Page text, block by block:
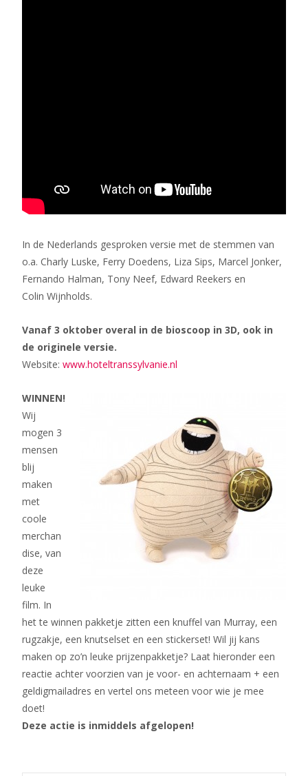
In de Nederlands gesproken versie met de stemmen van
o.a. Charly Luske, Ferry Doedens, Liza Sips, Marcel Jonker,
Fernando Halman, Tony Neef, Edward Reekers en
Colin Wijnholds.
Vanaf 3 oktober overal in de bioscoop in 3D, ook in
de originele versie.
Website: www.hoteltranssylvanie.nl
WINNEN!
Wij
mogen 3
mensen
blij
maken
met
coole
merchan
dise, van
deze
leuke
film. In
het te winnen pakketje zitten een knuffel van Murray, een
rugzakje, een knutselset en een stickerset! Wil jij kans
maken op zo’n leuke prijzenpakketje? Laat hieronder een
reactie achter voorzien van je voor- en achternaam + een
geldigmailadres en vertel ons meteen voor wie je mee
doet!
Deze actie is inmiddels afgelopen!